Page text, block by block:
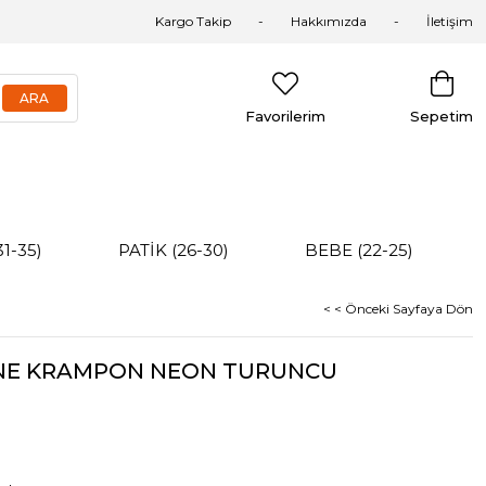
Kargo Takip Hakkımızda İletişim
Sepetim
Favorilerim
35) PATİK (26-30) BEBE (22-25)
< < Önceki Sayfaya Dön
KRAMPON NEON TURUNCU